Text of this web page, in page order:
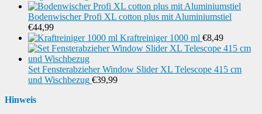
Bodenwischer Profi XL cotton plus mit Aluminiumstiel
€44,99
Kraftreiniger 1000 ml €8,49
Set Fensterabzieher Window Slider XL Telescope 415 cm
und Wischbezug €39,99
Hinweis